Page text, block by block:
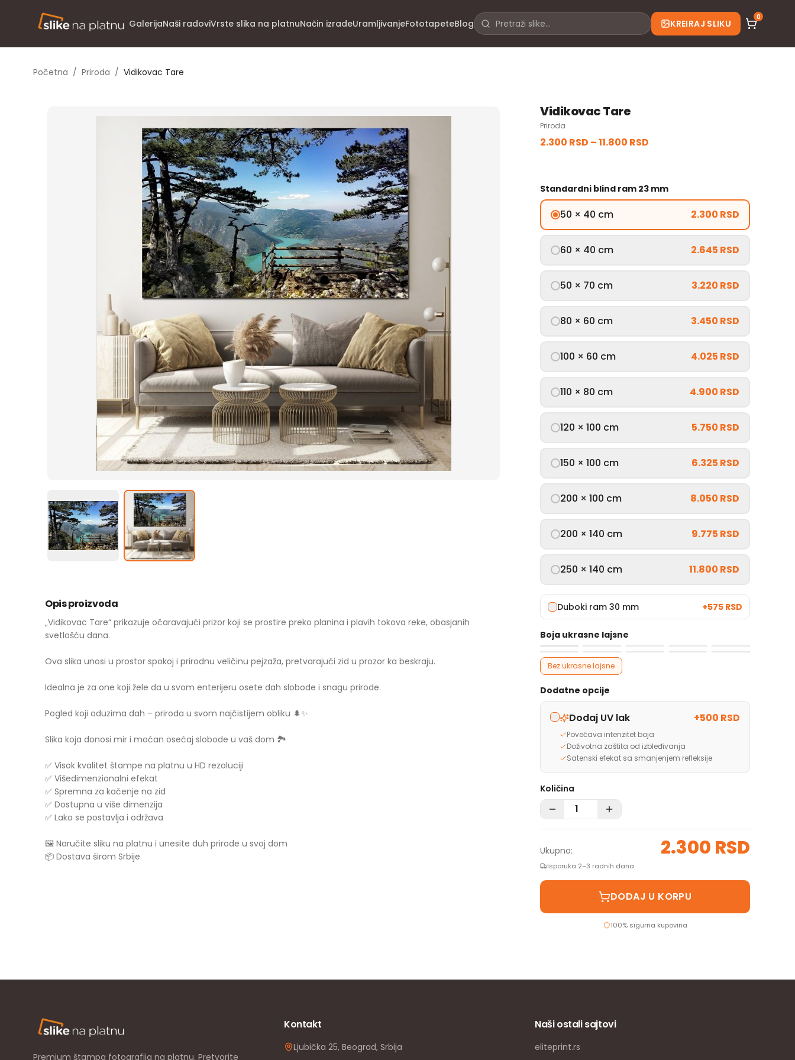
GalerijaNaši radoviVrste slika na platnuNačin izradeUramljivanjeFototapeteBlog KREIRAJ SLIKU
0
Početna / Priroda / Vidikovac Tare
Opis proizvoda
„Vidikovac Tare“ prikazuje očaravajući prizor koji se prostire preko planina i plavih tokova reke, obasjanih
svetlošću dana.
Ova slika unosi u prostor spokoj i prirodnu veličinu pejzaža, pretvarajući zid u prozor ka beskraju.
Idealna je za one koji žele da u svom enterijeru osete dah slobode i snagu prirode.
Pogled koji oduzima dah – priroda u svom najčistijem obliku 🌲✨
Slika koja donosi mir i moćan osećaj slobode u vaš dom 🏞️
✅ Visok kvalitet štampe na platnu u HD rezoluciji
✅ Višedimenzionalni efekat
✅ Spremna za kačenje na zid
✅ Dostupna u više dimenzija
✅ Lako se postavlja i održava
🖼️ Naručite sliku na platnu i unesite duh prirode u svoj dom
📦 Dostava širom Srbije
Vidikovac Tare
Priroda
2.300 RSD –11.800 RSD
Standardni blind ram 23 mm
50 × 40 cm 2.300 RSD
60 × 40 cm 2.645 RSD
50 × 70 cm 3.220 RSD
80 × 60 cm 3.450 RSD
100 × 60 cm 4.025 RSD
110 × 80 cm 4.900 RSD
120 × 100 cm 5.750 RSD
150 × 100 cm 6.325 RSD
200 × 100 cm 8.050 RSD
200 × 140 cm 9.775 RSD
250 × 140 cm 11.800 RSD
Duboki ram 30 mm +575 RSD
Boja ukrasne lajsne
Bez ukrasne lajsne
Dodatne opcije
Dodaj UV lak +500 RSD
Povećava intenzitet boja
Doživotna zaštita od izbleđivanja
Satenski efekat sa smanjenjem refleksije
Količina
Ukupno: 2.300 RSD
Isporuka 2–3 radnih dana
DODAJ U KORPU
100% sigurna kupovina
Premium štampa fotografija na platnu. Pretvorite
Kontakt
Ljubička 25, Beograd, Srbija
Naši ostali sajtovi
eliteprint.rs